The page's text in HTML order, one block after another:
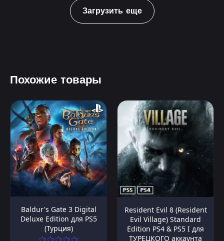
Загрузить еще
Похожие товары
Baldur's Gate 3 Digital
Deluxe Edition для PS5
(Турция)
Resident Evil 8 (Resident
Evil Village) Standard
Edition PS4 & PS5 I для
ТУРЕЦКОГО аккаунта